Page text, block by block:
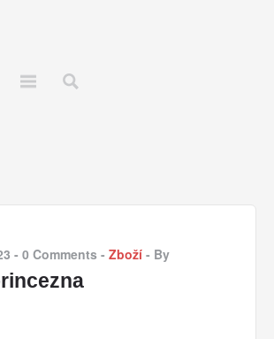
- 0 Comments - Zboží - By